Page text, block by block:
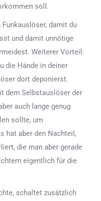
soll.
damit du
und damit unnötige
Weiterer Vorteil:
die Hände in deiner
dort deponierst.
dem Selbstauslöser der
auch lange genug
sollte, um
hat aber den Nachteil,
die man aber gerade
eigentlich für die
schaltet zusätzlich